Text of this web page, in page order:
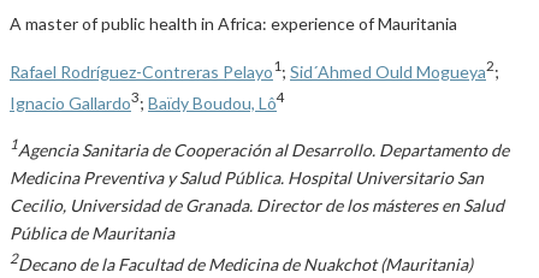
A master of public health in Africa: experience of Mauritania
Rafael Rodríguez-Contreras Pelayo1 ; Sid´Ahmed Ould Mogueya2;
Ignacio Gallardo3; Baïdy Boudou, Lô4
1Agencia Sanitaria de Cooperación al Desarrollo. Departamento de
Medicina Preventiva y Salud Pública. Hospital Universitario San
Cecilio, Universidad de Granada. Director de los másteres en Salud
Pública de Mauritania
2Decano de la Facultad de Medicina de Nuakchot (Mauritania)